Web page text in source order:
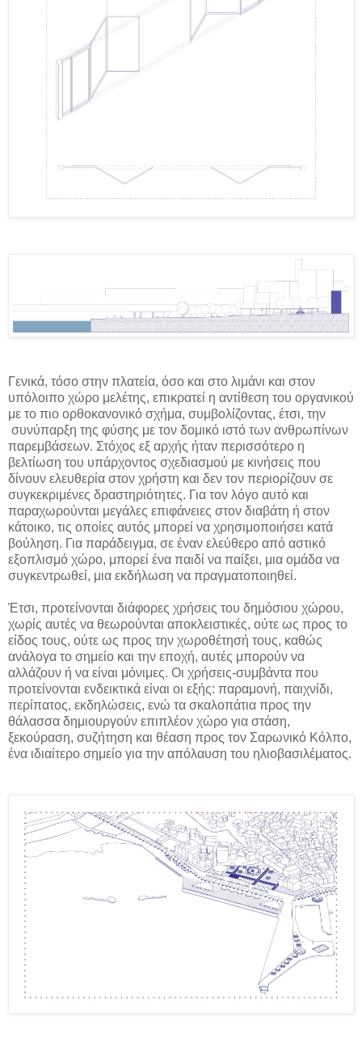
Γενικά, τόσο στην πλατεία, όσο και στο λιμάνι και στον
υπόλοιπο χώρο μελέτης, επικρατεί η αντίθεση του οργανικού
με το πιο ορθοκανονικό σχήμα, συμβολίζοντας, έτσι, την
συνύπαρξη της φύσης με τον δομικό ιστό των ανθρωπίνων
παρεμβάσεων. Στόχος εξ αρχής ήταν περισσότερο η
βελτίωση του υπάρχοντος σχεδιασμού με κινήσεις που
δίνουν ελευθερία στον χρήστη και δεν τον περιορίζουν σε
συγκεκριμένες δραστηριότητες. Για τον λόγο αυτό και
παραχωρούνται μεγάλες επιφάνειες στον διαβάτη ή στον
κάτοικο, τις οποίες αυτός μπορεί να χρησιμοποιήσει κατά
βούληση. Για παράδειγμα, σε έναν ελεύθερο από αστικό
εξοπλισμό χώρο, μπορεί ένα παιδί να παίξει, μια ομάδα να
συγκεντρωθεί, μια εκδήλωση να πραγματοποιηθεί.
Έτσι, προτείνονται διάφορες χρήσεις του δημόσιου χώρου,
χωρίς αυτές να θεωρούνται αποκλειστικές, ούτε ως προς το
είδος τους, ούτε ως προς την χωροθέτησή τους, καθώς
ανάλογα το σημείο και την εποχή, αυτές μπορούν να
αλλάζουν ή να είναι μόνιμες. Οι χρήσεις-συμβάντα που
προτείνονται ενδεικτικά είναι οι εξής: παραμονή, παιχνίδι,
περίπατος, εκδηλώσεις, ενώ τα σκαλοπάτια προς την
θάλασσα δημιουργούν επιπλέον χώρο για στάση,
ξεκούραση, συζήτηση και θέαση προς τον Σαρωνικό Κόλπο,
ένα ιδιαίτερο σημείο για την απόλαυση του ηλιοβασιλέματος.